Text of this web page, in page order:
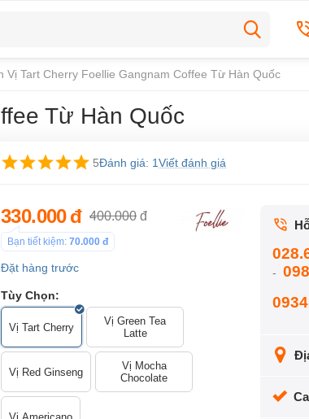
Vị Tart Cherry Foellie Gangnam Coffee Từ Hàn Quốc
Từ Hàn Quốc
5Đánh giá: 1Viết đánh giá
330.000đ 400.000 đ
Bạn tiết kiệm: 70.000 đ
Đặt hàng trước
Tùy Chọn:
Vị Tart Cherry
Vị Green Tea
Latte
Vị Red Ginseng
Vị Mocha
Chocolate
Vị Americano
-